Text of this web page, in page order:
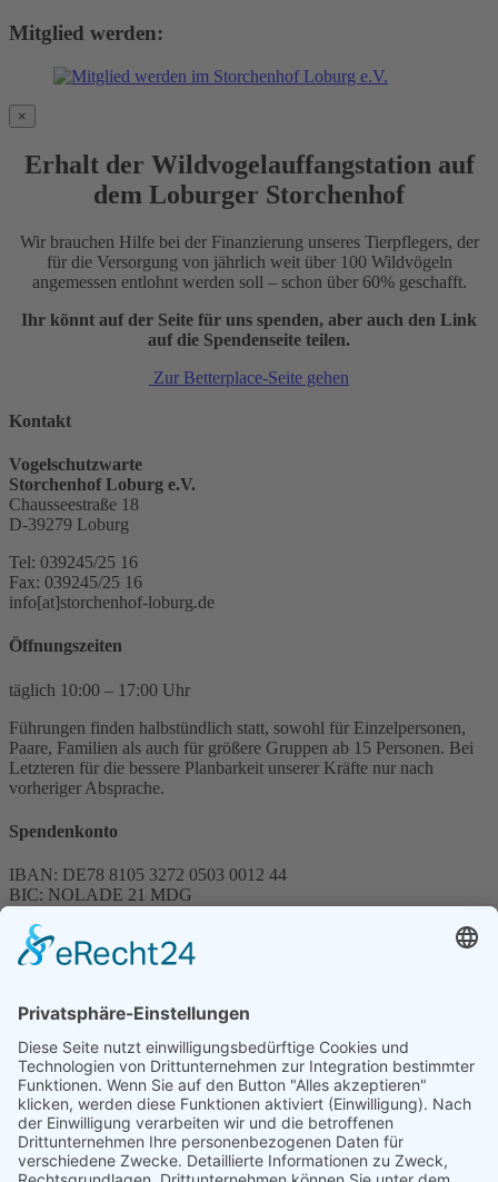
Mitglied werden:
×
Erhalt der Wildvogelauffangstation auf
dem Loburger Storchenhof
Wir brauchen Hilfe bei der Finanzierung unseres Tierpflegers, der
für die Versorgung von jährlich weit über 100 Wildvögeln
angemessen entlohnt werden soll – schon über 60% geschafft.
Ihr könnt auf der Seite für uns spenden, aber auch den Link
auf die Spendenseite teilen.
Zur Betterplace-Seite gehen
Kontakt
Vogelschutzwarte
Storchenhof Loburg e.V.
Chausseestraße 18
D-39279 Loburg
Tel: 039245/25 16
Fax: 039245/25 16
info[at]storchenhof-loburg.de
Öffnungszeiten
täglich 10:00 – 17:00 Uhr
Führungen finden halbstündlich statt, sowohl für Einzelpersonen,
Paare, Familien als auch für größere Gruppen ab 15 Personen. Bei
Letzteren für die bessere Planbarkeit unserer Kräfte nur nach
vorheriger Absprache.
Spendenkonto
IBAN: DE78 8105 3272 0503 0012 44
BIC: NOLADE 21 MDG
Spenden können steuerlich abgesetzt werden
Förderung
© 1987 – 2025
Storchenhof Loburg e.V.
Alle Rechte vorbehalten.